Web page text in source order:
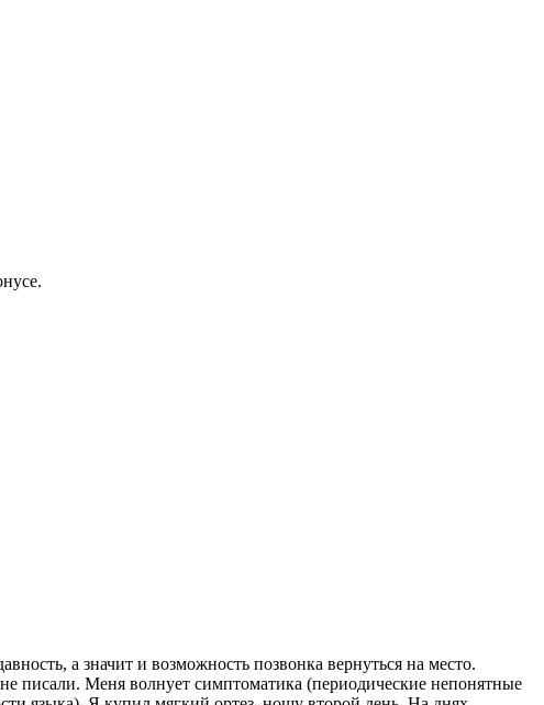
а значит и возможность позвонка вернуться на место.
писали. Меня волнует симптоматика (периодические непонятные